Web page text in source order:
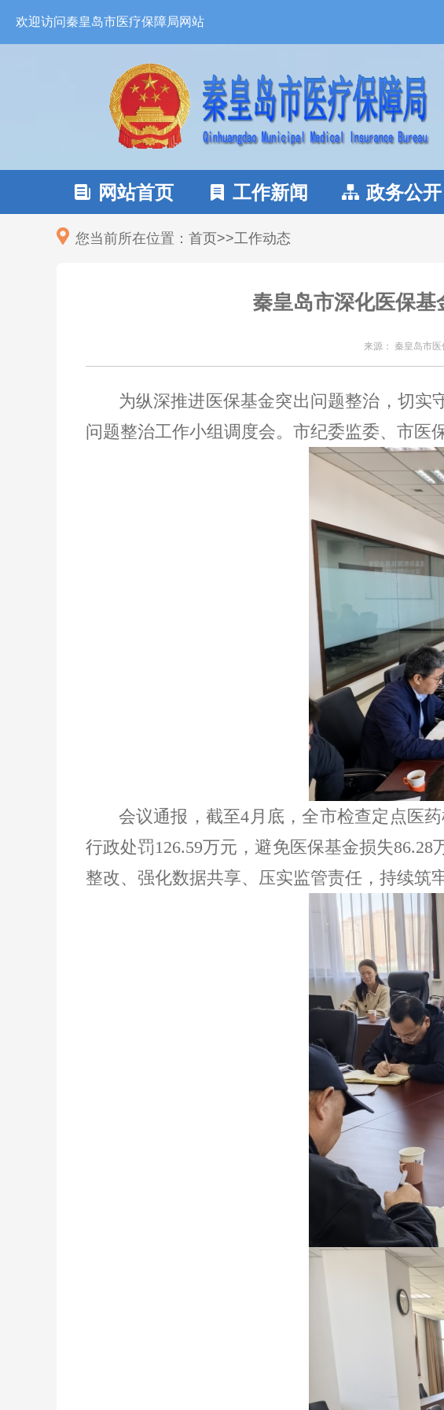
欢迎访问秦皇岛市医疗保障局网站
 网站首页  工作新闻  政务公开
您当前所在位置： 首页>>工作动态
秦皇岛市深化医保
来源： 秦皇岛市医
为纵深推进医保基金突出问题整治，切实
问题整治工作小组调度会。市纪委监委、市医
会议通报，截至4 月底，全市检查定点医
行政处罚126.59万元，避免医保基金损失86.28
整改、强化数据共享、压实监管责任，持续筑